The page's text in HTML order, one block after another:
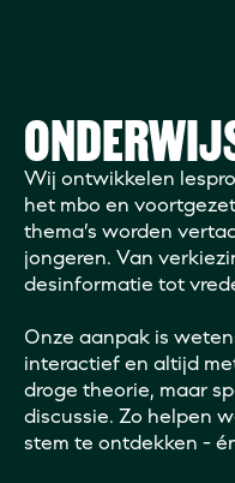
Wij ontwikkelen
het mbo en
thema’s worden
jongeren. Van
desinformatie tot
Onze aanpak is
interactief en altijd
droge theorie, maar
discussie. Zo helpen
stem te ontdekken -